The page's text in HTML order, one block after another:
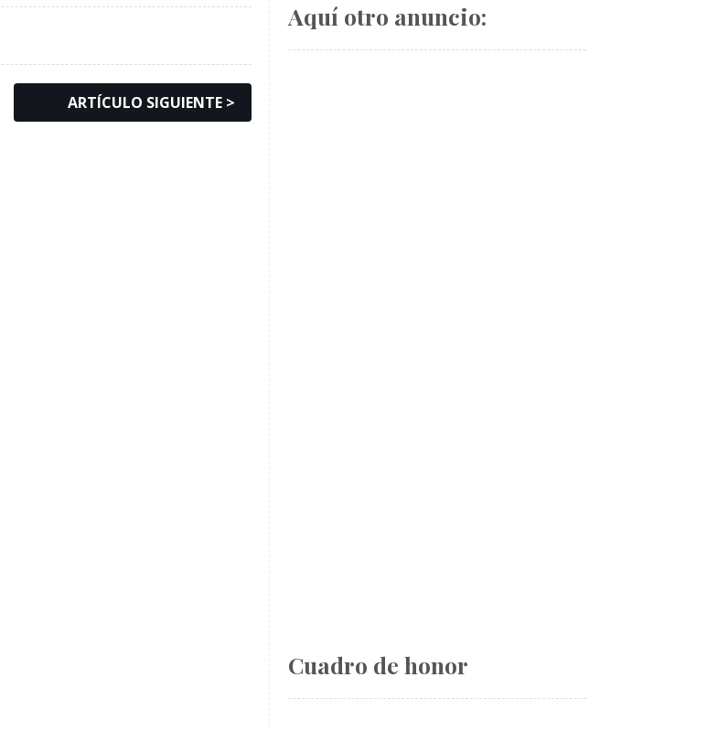
ARTÍCULO SIGUIENTE >
Aquí otro anuncio:
Cuadro de honor